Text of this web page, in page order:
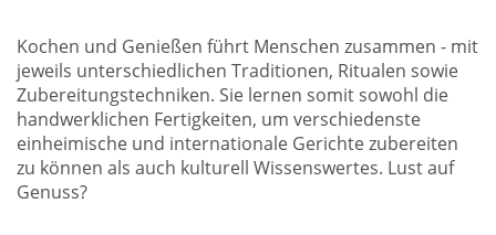
Kochen und Genießen führt Menschen zusammen - mit
jeweils unterschiedlichen Traditionen, Ritualen sowie
Zubereitungstechniken. Sie lernen somit sowohl die
handwerklichen Fertigkeiten, um verschiedenste
einheimische und internationale Gerichte zubereiten
zu können als auch kulturell Wissenswertes. Lust auf
Genuss?